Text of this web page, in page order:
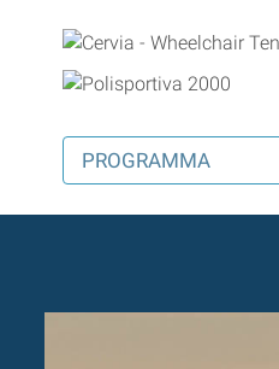
PROGRAMMA